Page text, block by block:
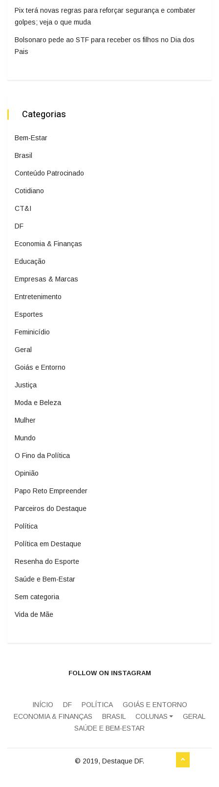
Pix terá novas regras para reforçar segurança e combater
golpes; veja o que muda
Bolsonaro pede ao STF para receber os filhos no Dia dos
Pais
Categorias
Bem-Estar
Brasil
Conteúdo Patrocinado
Cotidiano
CT&I
DF
Economia & Finanças
Educação
Empresas & Marcas
Entretenimento
Esportes
Feminicídio
Geral
Goiás e Entorno
Justiça
Moda e Beleza
Mulher
Mundo
O Fino da Política
Opinião
Papo Reto Empreender
Parceiros do Destaque
Política
Política em Destaque
Resenha do Esporte
Saúde e Bem-Estar
Sem categoria
Vida de Mãe
FOLLOW ON INSTAGRAM
INÍCIO DF POLÍTICA
GOIÁS E ENTORNO
ECONOMIA & FINANÇAS
BRASIL COLUNAS
GERAL
SAÚDE E BEM-ESTAR
© 2019, Destaque DF.